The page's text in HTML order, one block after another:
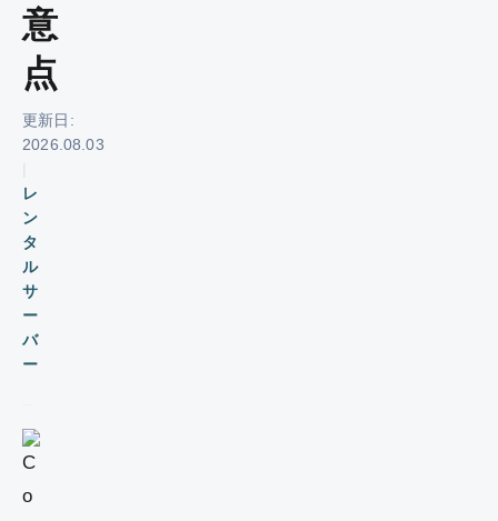
意
点
更新日:
2026.08.03
レ
ン
タ
ル
サ
ー
バ
ー